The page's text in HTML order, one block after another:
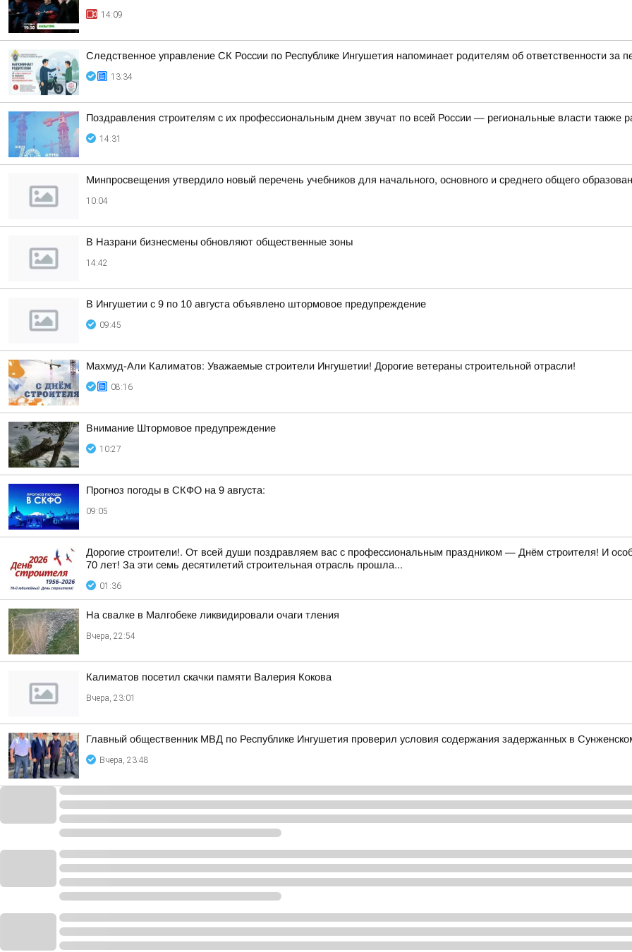
14:09
Следственное управление СК России по Республике Ингушетия напоминает родителям об ответственности за
13:34
Поздравления строителям с их профессиональным днем звучат по всей России — региональные власти также
14:31
Минпросвещения утвердило новый перечень учебников для начального, основного и среднего общего
10:04
В Назрани бизнесмены обновляют общественные зоны
14:42
В Ингушетии с 9 по 10 августа объявлено штормовое предупреждение
09:45
Махмуд-Али Калиматов: Уважаемые строители Ингушетии! Дорогие ветераны строительной отрасли!
08:16
Внимание Штормовое предупреждение
10:27
Прогноз погоды в СКФО на 9 августа:
09:05
Дорогие строители!. От всей души поздравляем вас с профессиональным праздником — Днём строителя! И
70 лет! За эти семь десятилетий строительная отрасль прошла...
01:36
На свалке в Малгобеке ликвидировали очаги тления
Вчера, 22:54
Калиматов посетил скачки памяти Валерия Кокова
Вчера, 23:01
Главный общественник МВД по Республике Ингушетия проверил условия содержания задержанных в
Вчера, 23:48